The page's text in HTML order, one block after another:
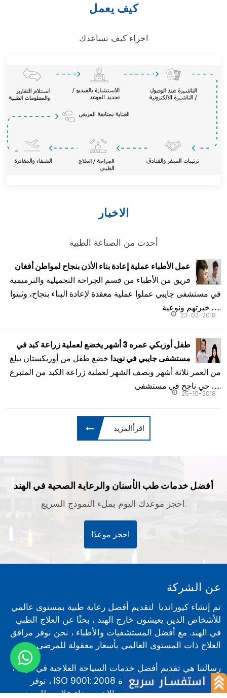
كيف يعمل
اجراء كيف نساعدك
الاخبار
أحدث من الصناعة الطبية
عمل الأطباء عملية إعادة بناء الأذن بنجاح لمواطن أفغان
فريق من الأطباء من قسم الجراحة التجميلية والترميمية
في مستشفى جايبي عملوا عملية معقدة لإعادة البناء بنجاح، وثبتوا
خبرتهم ونوعية ......
23-02-2018
طفل أوزبكي عمره 3 أشهر يخضع لعملية زراعة كبد في
مستشفى جايبي في نويدا خضع طفل من أوزبكستان يبلغ
من العمر ثلاثة أشهر ونصف الشهر لعملية زراعة الكبد من المتبرع
حي ناجح في مستشفى ......
25-10-2018
اقرأالمزيد
أفضل خدمات طب الأسنان والرعاية الصحية في الهند
احجز موعدك اليوم بملء النموذج السريع.
احجز موعدًا
عن الشركة
تم إنشاء كيورانديا لتقديم أفضل رعاية طبية بمستوى عالمي
للأشخاص الذين يعيشون خارج الهند ، بحثًا عن العلاج الطبي
في الهند. مع أفضل المستشفيات والأطباء ، نحن نوفر مرافق
العلاج ذات المستوى العالمي بأسعار معقولة للمرضى.
رسالتنا هي تقديم أفضل خدمات السياحة العلاجية في الهند ،
كيورانديا هي مؤسسة معتمدة ISO 9001: 2008 ، توفر
مرافق طبية للعلاج متخصصة والاهم رضاء علاجي للمرضى